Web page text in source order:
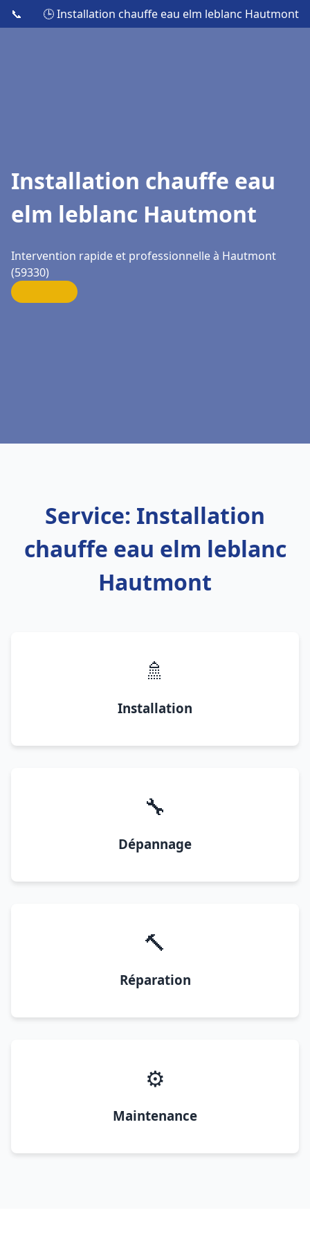
📞 🕒 Installation chauffe eau elm leblanc Hautmont
Installation chauffe eau
elm leblanc Hautmont
Intervention rapide et professionnelle à Hautmont
(59330)
Service: Installation
chauffe eau elm leblanc
Hautmont
🚿
Installation
🔧
Dépannage
🔨
Réparation
⚙️
Maintenance